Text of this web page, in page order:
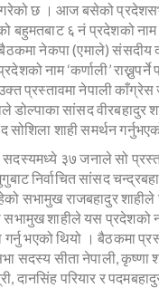
गरेको छ । आज बसेको
बहुमतबाट ६ नं प्रदेशको नाम
बैठकमा नेकपा (एमाले) संसदीय
नाम ‘कर्णाली’ राख्नुपर्ने
प्रस्तावमा नेपाली
डोल्पाका सांसद वीरबहादुर
शाही समर्थन
३७ जनाले सो
निर्वाचित सांसद
सभामुख राजबहादुर शाहीले
शाहीले यस प्रदेशको
गर्नु भएको थियो । बैठकमा
सदस्य सीता नेपाली, कृष्णा
दानसिंह परियार र